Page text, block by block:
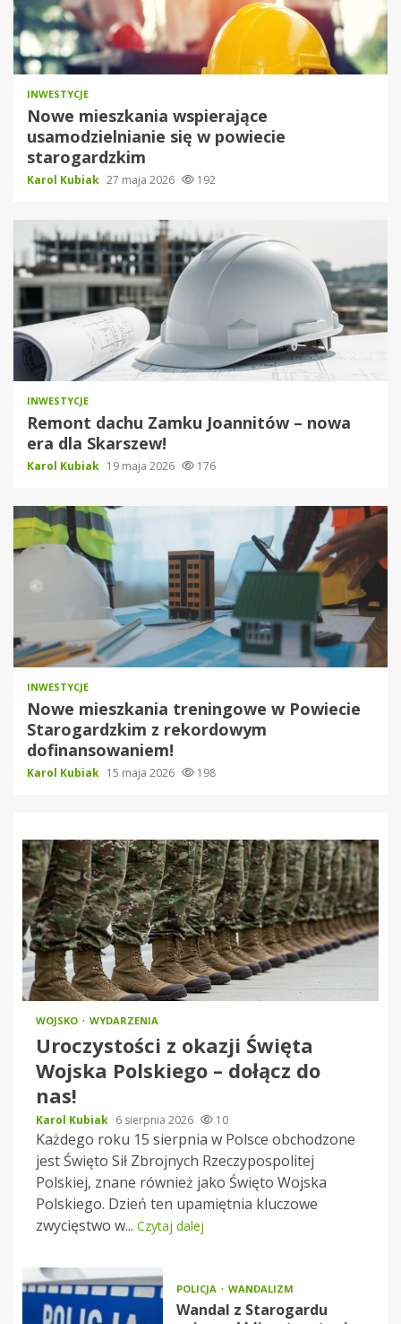
INWESTYCJE
Nowe mieszkania wspierające
usamodzielnianie się w powiecie
starogardzkim
Karol Kubiak 27 maja 2026 192
INWESTYCJE
Remont dachu Zamku Joannitów – nowa
era dla Skarszew!
Karol Kubiak 19 maja 2026 176
INWESTYCJE
Nowe mieszkania treningowe w Powiecie
Starogardzkim z rekordowym
dofinansowaniem!
Karol Kubiak 15 maja 2026 198
WOJSKO WYDARZENIA
Uroczystości z okazji Święta
Wojska Polskiego – dołącz do
nas!
Karol Kubiak 6 sierpnia 2026 10
Każdego roku 15 sierpnia w Polsce obchodzone
jest Święto Sił Zbrojnych Rzeczypospolitej
Polskiej, znane również jako Święto Wojska
Polskiego. Dzień ten upamiętnia kluczowe
zwycięstwo w... Czytaj dalej
POLICJA WANDALIZM
Wandal z Starogardu